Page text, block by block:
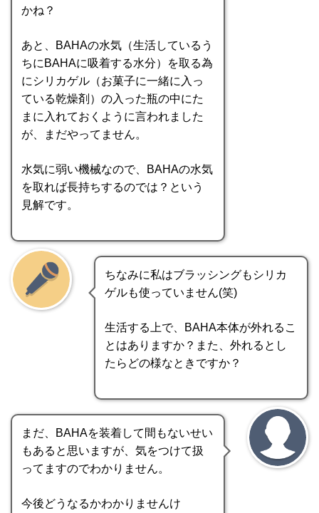
かね？
あと、BAHAの水気（生活しているう
ちにBAHAに吸着する水分）を取る為
にシリカゲル（お菓子に一緒に入っ
ている乾燥剤）の入った瓶の中にた
まに入れておくように言われました
が、まだやってません。
水気に弱い機械なので、BAHAの水気
を取れば長持ちするのでは？という
見解です。
ちなみに私はブラッシングもシリカ
ゲルも使っていません(笑)
生活する上で、BAHA本体が外れるこ
とはありますか？また、外れるとし
たらどの様なときですか？
まだ、BAHAを装着して間もないせい
もあると思いますが、気をつけて扱
ってますのでわかりません。
今後どうなるかわかりませんけ